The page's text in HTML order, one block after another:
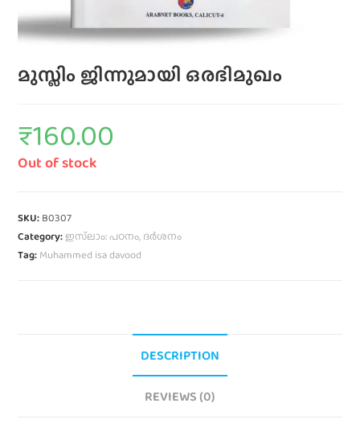
മുസ്ലിം ജിന്നുമായി ഒരഭിമുഖം
₹160.00
Out of stock
SKU: B0307
Category:ഇസ്‌ലാം: പഠനം, ദർശനം
Tag: Muhammed isa davood
DESCRIPTION
REVIEWS (0)